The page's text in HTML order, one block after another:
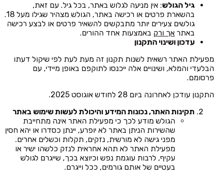
גיל הגולש: אין מניעה לגלוש באתר, בכל גיל. עם זאת,
בהשארת פרטים או רכישה באתר, הגולש מצהיר שגילו מעל 18.
גולשים צעירים יותר מתבקשים להשאיר פרטים או לבצע רכישה
באתר אך ורק באמצעות אחד ההורים.
עדכון ושינוי התקנון
מפעילת האתר רשאית לשנות תקנון זה מעת לעת לפי שיקול דעתו
הבלעדי והמלא, ושינויים אלה ייכנסו לתוקפם באופן מיידי, עם
פרסומם.
התקנון עודכן לאחרונה ביום 28 לחודש אוגוסט 2025.
תקינות האתר, נכונות המידע והיכולת לעשות שימוש באתר
הגולש מודע לכך כי מפעילת האתר אינה מתחייבת
שהשירות הניתן באתר לא יופרע, יינתן כסדרו או יהא חסין
מפני גישה לא מורשית, נזקים, תקלות וכשלים אחרים.
מפעילת האתר לא תהא אחראית לנזק כלשהו ישיר או
עקיף, לרבות עוגמת נפש וכיוצא בכך, שייגרם לגולש
בעטיים של אותם גורמים, ככל וייגרם.